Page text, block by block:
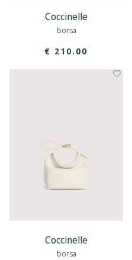
Coccinelle
borsa
€ 210.00
Coccinelle
borsa